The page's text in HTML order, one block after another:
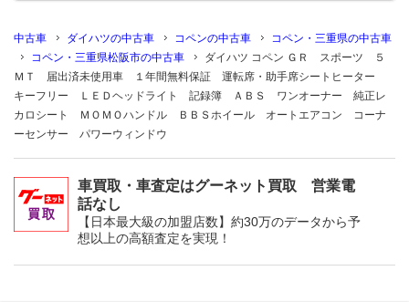
中古車 ダイハツの中古車 コペンの中古車
コペン・三重県の中古車
コペン・三重県松阪市の中古車
ダイハツ コペン ＧＲ スポーツ ５
ＭＴ 届出済未使用車 １年間無料保証 運転席・助手席シートヒーター
キーフリー ＬＥＤヘッドライト 記録簿 ＡＢＳ ワンオーナー 純正レ
カロシート ＭＯＭＯハンドル ＢＢＳホイール オートエアコン コーナ
ーセンサー パワーウィンドウ
車買取・車査定はグーネット買取 営業電
話なし
【日本最大級の加盟店数】約30万のデータから予
想以上の高額査定を実現！